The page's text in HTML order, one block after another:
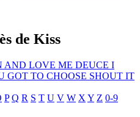
de Kiss
AND LOVE ME DEUCE I
GOT TO CHOOSE SHOUT IT
P Q R S T U V W X Y Z 0-9